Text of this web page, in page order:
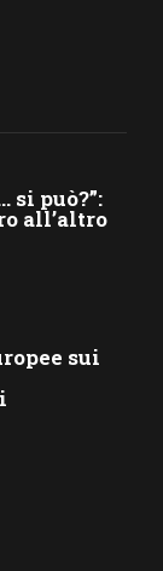
si può?”:
all’altro
sui